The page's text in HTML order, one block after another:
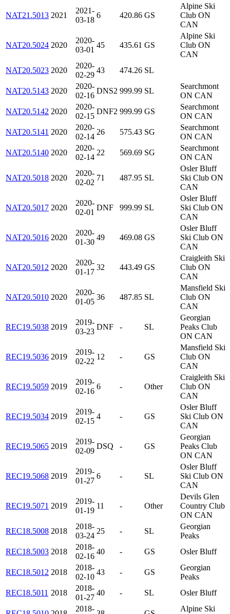
NAT21.5013 2021
2021-
03-18
6 420.86 GS
Alpine Ski
Club ON
CAN
NAT20.5024 2020
2020-
03-01
45 435.61 GS
Alpine Ski
Club ON
CAN
NAT20.5023 2020
2020-
02-29
43 474.26 SL
NAT20.5143 2020
2020-
02-16
DNS2 999.99 SL
Searchmont
ON CAN
NAT20.5142 2020
2020-
02-15
DNF2 999.99 GS
Searchmont
ON CAN
NAT20.5141 2020
2020-
02-14
26 575.43 SG
Searchmont
ON CAN
NAT20.5140 2020
2020-
02-14
22 569.69 SG
Searchmont
ON CAN
NAT20.5018 2020
2020-
02-02
71 487.95 SL
Osler Bluff
Ski Club ON
CAN
NAT20.5017 2020
2020-
02-01
DNF 999.99 SL
Osler Bluff
Ski Club ON
CAN
NAT20.5016 2020
2020-
01-30
49 469.08 GS
Osler Bluff
Ski Club ON
CAN
NAT20.5012 2020
2020-
01-17
32 443.49 GS
Craigleith Ski
Club ON
CAN
NAT20.5010 2020
2020-
01-05
36 487.85 SL
Mansfield Ski
Club ON
CAN
REC19.5038 2019
2019-
03-23
DNF - SL
Georgian
Peaks Club
ON CAN
REC19.5036 2019
2019-
02-22
12 - GS
Mansfield Ski
Club ON
CAN
REC19.5059 2019
2019-
02-16
6 - Other
Craigleith Ski
Club ON
CAN
REC19.5034 2019
2019-
02-15
4 - GS
Osler Bluff
Ski Club ON
CAN
REC19.5065 2019
2019-
02-09
DSQ - GS
Georgian
Peaks Club
ON CAN
REC19.5068 2019
2019-
01-27
6 - SL
Osler Bluff
Ski Club ON
CAN
REC19.5071 2019
2019-
01-19
11 - Other
Devils Glen
Country Club
ON CAN
REC18.5008 2018
2018-
03-24
25 - SL
Georgian
Peaks
REC18.5003 2018
2018-
02-16
40 - GS Osler Bluff
REC18.5012 2018
2018-
02-10
43 - GS
Georgian
Peaks
REC18.5011 2018
2018-
01-27
40 - SL Osler Bluff
2018-
Alpine Ski